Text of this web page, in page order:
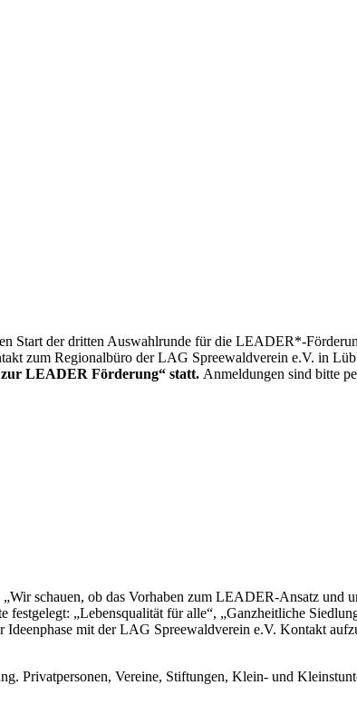
der dritten Auswahlrunde für die LEADER*-
zum Regionalbüro der LAG Spreewaldverein e.V. in
zur LEADER Förderung“ statt. Anmeldungen sind bitte
schauen, ob das Vorhaben zum LEADER-Ansatz und
„Lebensqualität für alle“, „Ganzheitliche
mit der LAG Spreewaldverein e.V. Kontakt
Privatpersonen, Vereine, Stiftungen, Klein- und